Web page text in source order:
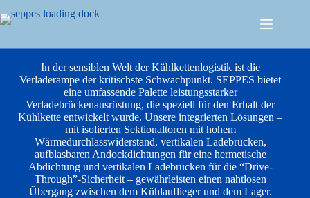
In der sensiblen Welt der Kühlkettenlogistik ist die
Verladerampe der kritischste Schwachpunkt. SEPPES bietet
eine umfassende Palette leistungsstarker
Verladebrückenausrüstung, die speziell für den Erhalt der
Kühlkette entwickelt wurde. Unsere integrierten Lösungen –
mit isolierten Sektionaltoren mit hohem
Wärmedurchlasswiderstand, vertikalen Ladebrücken,
aufblasbaren Andockdichtungen für eine hermetische
Abdichtung und vertikalen Ladebrücken für die “Drive-
Through”-Sicherheit – gewährleisten einen nahtlosen
Übergang zwischen dem Kühlauflieger und dem Lager.